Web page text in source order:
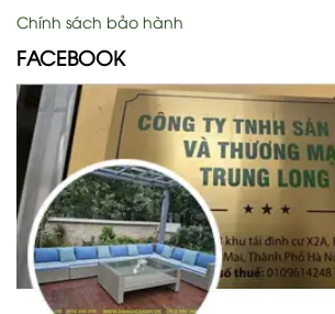
Chính sách bảo hành
FACEBOOK